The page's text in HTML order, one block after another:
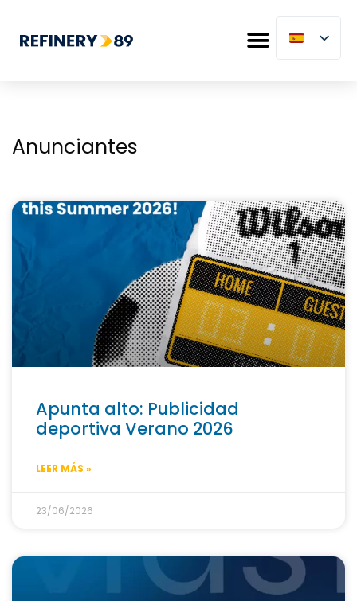
Anunciantes
Apunta alto: Publicidad
deportiva Verano 2026
LEER MÁS »
23/06/2026